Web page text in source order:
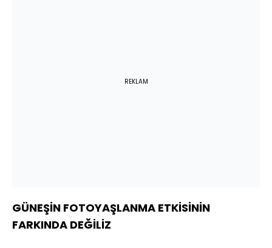
REKLAM
GÜNEŞİN FOTOYAŞLANMA ETKİSİNİN
FARKINDA DEĞİLİZ